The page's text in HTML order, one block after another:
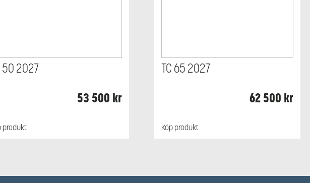
50 2027
53 500 kr
produkt
TC 65 2027
62 500 kr
Köp produkt